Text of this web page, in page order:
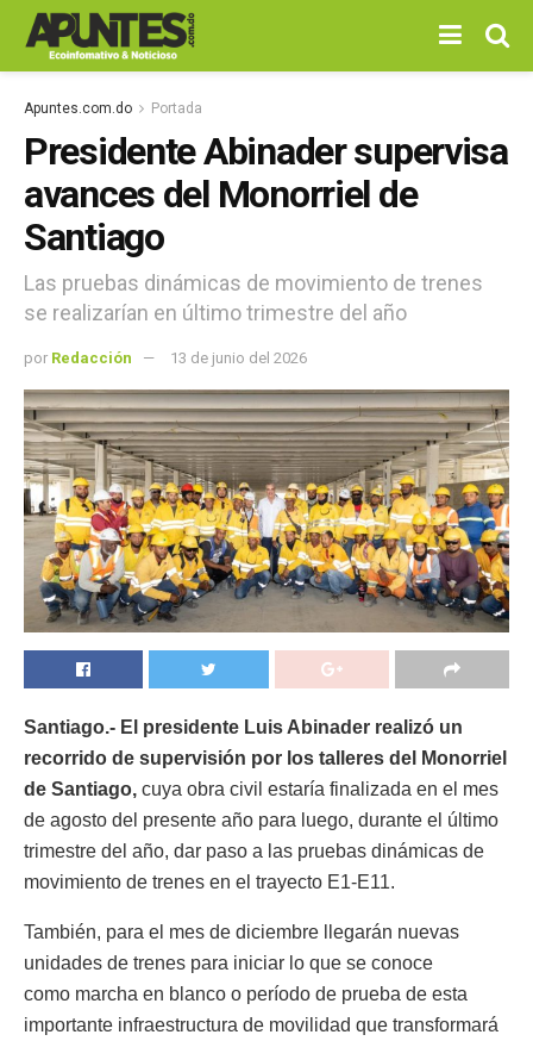
Apuntes.com.do Portada
Presidente Abinader supervisa
avances del Monorriel de
Santiago
Las pruebas dinámicas de movimiento de trenes
se realizarían en último trimestre del año
por Redacción 13 de junio del 2026
Santiago.- El presidente Luis Abinader realizó un
recorrido de supervisión por los talleres del Monorriel
de Santiago, cuya obra civil estaría finalizada en el mes
de agosto del presente año para luego, durante el último
trimestre del año, dar paso a las pruebas dinámicas de
movimiento de trenes en el trayecto E1-E11.
También, para el mes de diciembre llegarán nuevas
unidades de trenes para iniciar lo que se conoce
como marcha en blanco o período de prueba de esta
importante infraestructura de movilidad que transformará